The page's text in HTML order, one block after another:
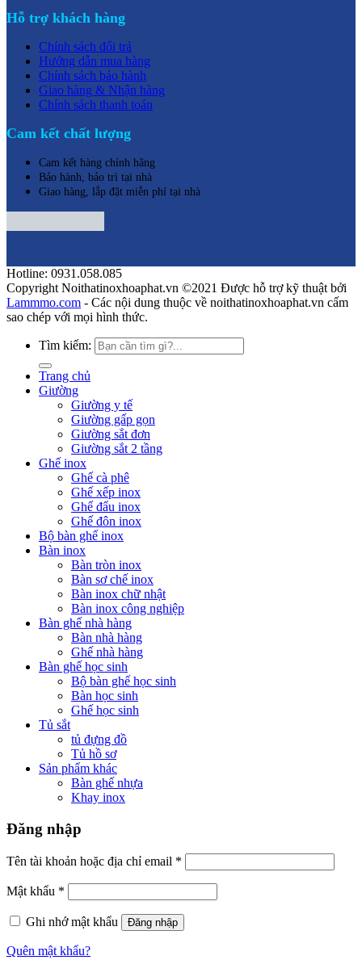
Hỗ trợ khách hàng
Chính sách đổi trả
Hướng dẫn mua hàng
Chính sách bảo hành
Giao hàng & Nhận hàng
Chính sách thanh toán
Cam kết chất lượng
Cam kết hàng chính hãng
Bảo hành, bảo trì tại nhà
Giao hàng, lắp đặt miễn phí tại nhà
Hotline: 0931.058.085
Copyright Noithatinoxhoaphat.vn ©2021 Được hỗ trợ kỹ thuật bởi
Lammmo.com - Các nội dung thuộc về noithatinoxhoaphat.vn cấm
sao chép với mọi hình thức.
Tìm kiếm:
Trang chủ
Giường
Giường y tế
Giường gấp gọn
Giường sắt đơn
Giường sắt 2 tầng
Ghế inox
Ghế cà phê
Ghế xếp inox
Ghế đẩu inox
Ghế đôn inox
Bộ bàn ghế inox
Bàn inox
Bàn tròn inox
Bàn sơ chế inox
Bàn inox chữ nhật
Bàn inox công nghiệp
Bàn ghế nhà hàng
Bàn nhà hàng
Ghế nhà hàng
Bàn ghế học sinh
Bộ bàn ghế học sinh
Bàn học sinh
Ghế học sinh
Tủ sắt
tủ đựng đồ
Tủ hồ sơ
Sản phẩm khác
Bàn ghế nhựa
Khay inox
Đăng nhập
Tên tài khoản hoặc địa chỉ email *
Mật khẩu *
Ghi nhớ mật khẩu Đăng nhập
Quên mật khẩu?